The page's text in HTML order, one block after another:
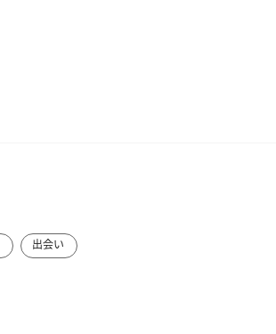
出会い